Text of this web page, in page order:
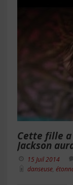
Cette fille a
Jackson
15 Juil 2014
danseuse